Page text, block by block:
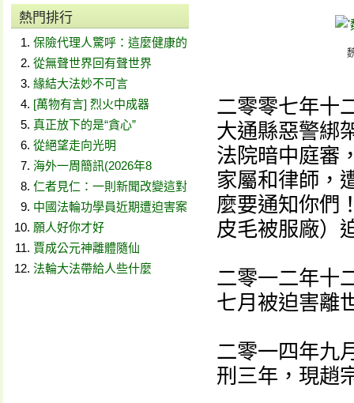
熱門排行
保險代理人驚呼：這麼健康的
從無聲世界回有聲世界
緣結大法妙不可言
[萬物有言] 烈火中成器
真正放下的是“貪心”
從絕望走向光明
海外一周簡訊(2026年8
仁者見仁：一則新聞改變這對
中國法輪功學員近期遭迫害案
願人好你才好
賈成公元神離體隨仙
法輪大法帶給人些什麼
二零零七年十
大通縣惡警綁
法院暗中庭審
家屬和律師，
麼要通知你們
皮毛被服廠）
二零一二年十
七月被迫害離
二零一四年九
刑三年，現趙